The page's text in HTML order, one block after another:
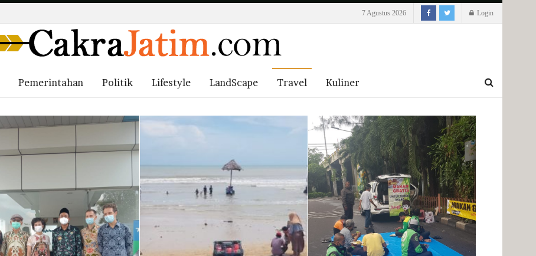
7 Agustus 2026 Login
Pemerintahan Politik Lifestyle LandScape Travel Kuliner